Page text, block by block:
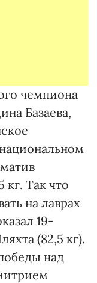
чемпиона
Базаева,
кг. Так что
на лаврах
19-
(82,5 кг).
над